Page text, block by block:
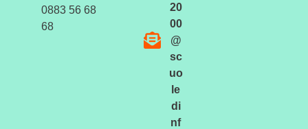
0883 56 68
68
20
00
@
sc
uo
le
di
nf